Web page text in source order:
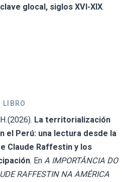
glocal, siglos XVI-XIX.
LIBRO
La territorialización
el Perú: una lectura desde la
Claude Raffestin y los
. En A IMPORTÂNCIA DO
RAFFESTIN NA AMÉRICA